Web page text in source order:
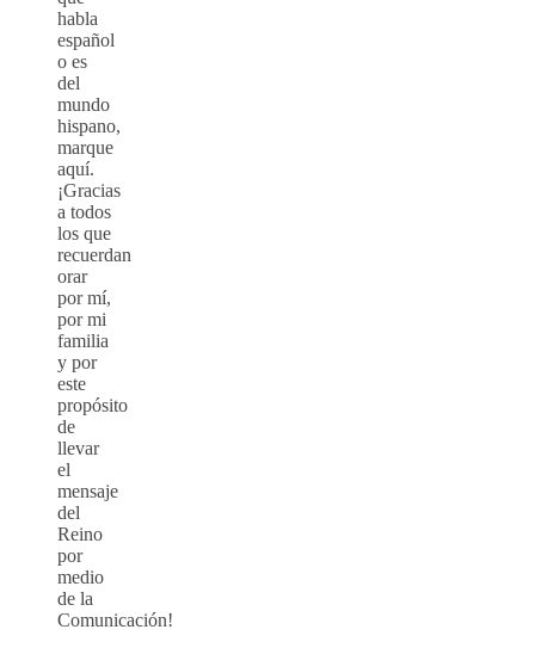
habla
español
o es
del
mundo
hispano,
marque
aquí.
¡Gracias
a todos
los que
recuerdan
orar
por mí,
por mi
familia
y por
este
propósito
de
llevar
el
mensaje
del
Reino
por
medio
de la
Comunicación!